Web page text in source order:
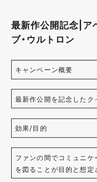
最新作公開記念|ア
ブ・ウルトロン
キャンペーン概要
最新作公開を記念したク
効果/目的
ファンの間でコミュニケ
を図ることが目的と想定